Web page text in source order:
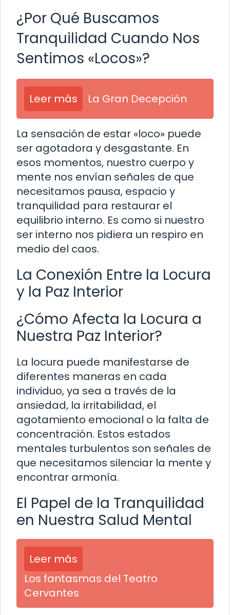
¿Por Qué Buscamos
Tranquilidad Cuando Nos
Sentimos «Locos»?
Leer más La Gran Decepción
La sensación de estar «loco» puede
ser agotadora y desgastante. En
esos momentos, nuestro cuerpo y
mente nos envían señales de que
necesitamos pausa, espacio y
tranquilidad para restaurar el
equilibrio interno. Es como si nuestro
ser interno nos pidiera un respiro en
medio del caos.
La Conexión Entre la Locura
y la Paz Interior
¿Cómo Afecta la Locura a
Nuestra Paz Interior?
La locura puede manifestarse de
diferentes maneras en cada
individuo, ya sea a través de la
ansiedad, la irritabilidad, el
agotamiento emocional o la falta de
concentración. Estos estados
mentales turbulentos son señales de
que necesitamos silenciar la mente y
encontrar armonía.
El Papel de la Tranquilidad
en Nuestra Salud Mental
Leer más
Los fantasmas del Teatro
Cervantes